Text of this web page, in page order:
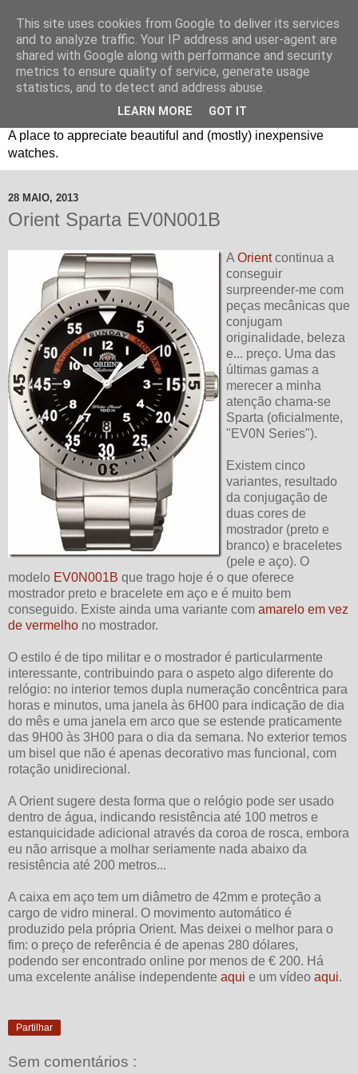
Um espaço sobre relógios "B3": Bons, Bonitos e Baratos. //
A place to appreciate beautiful and (mostly) inexpensive
watches.
28 MAIO, 2013
Orient Sparta EV0N001B
A Orientcontinua a
conseguir
surpreender-me com
peças mecânicas que
conjugam
originalidade, beleza
e... preço. Uma das
últimas gamas a
merecer a minha
atenção chama-se
Sparta (oficialmente,
"EV0N Series").
Existem cinco
variantes, resultado
da conjugação de
duas cores de
mostrador (preto e
branco) e braceletes
(pele e aço). O
modelo EV0N001B que trago hoje é o que oferece
mostrador preto e bracelete em aço e é muito bem
conseguido. Existe ainda uma variante com amarelo em vez
de vermelho no mostrador.
O estilo é de tipo militar e o mostrador é particularmente
interessante, contribuindo para o aspeto algo diferente do
relógio: no interior temos dupla numeração concêntrica para
horas e minutos, uma janela às 6H00 para indicação de dia
do mês e uma janela em arco que se estende praticamente
das 9H00 às 3H00 para o dia da semana. No exterior temos
um bisel que não é apenas decorativo mas funcional, com
rotação unidirecional.
A Orient sugere desta forma que o relógio pode ser usado
dentro de água, indicando resistência até 100 metros e
estanquicidade adicional através da coroa de rosca, embora
eu não arrisque a molhar seriamente nada abaixo da
resistência até 200 metros...
A caixa em aço tem um diâmetro de 42mm e proteção a
cargo de vidro mineral. O movimento automático é
produzido pela própria Orient. Mas deixei o melhor para o
fim: o preço de referência é de apenas 280 dólares,
podendo ser encontrado online por menos de € 200. Há
uma excelente análise independente aqui e um vídeo aqui.
Partilhar
Sem comentários :
This site uses cookies from Google to deliver its services
and to analyze traffic. Your IP address and user-agent are
shared with Google along with performance and security
metrics to ensure quality of service, generate usage
statistics, and to detect and address abuse.
LEARN MORE GOT IT